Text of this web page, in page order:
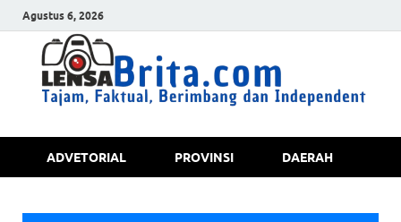
Agustus 6, 2026
Tajam, Faktual, Berimbang dan
Independent
ADVETORIAL PROVINSI DAERAH